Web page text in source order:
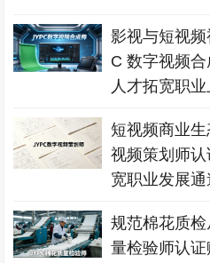
影视与短视
C 数字视频
人才拓宽职
短视频商业
视频策划师
宽职业发展通
规范棉花质
量检验师认